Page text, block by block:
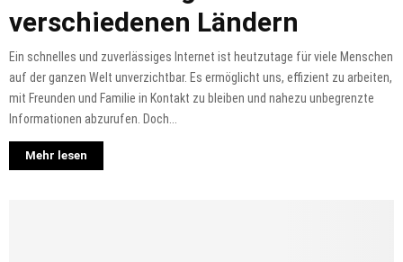
verschiedenen Ländern
Ein schnelles und zuverlässiges Internet ist heutzutage für viele Menschen
auf der ganzen Welt unverzichtbar. Es ermöglicht uns, effizient zu arbeiten,
mit Freunden und Familie in Kontakt zu bleiben und nahezu unbegrenzte
Informationen abzurufen. Doch...
Mehr lesen